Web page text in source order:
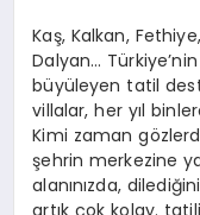
Kaş, Kalkan,
Dalyan…
büyüleyen tatil
villalar, her yıl
Kimi zaman
şehrin merkezine
alanınızda,